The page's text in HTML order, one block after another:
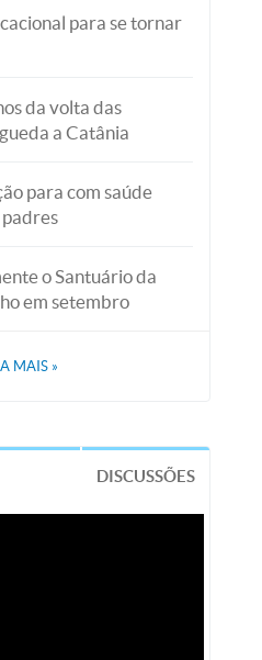
para se tornar
da volta das
a Catânia
para com saúde
o Santuário da
em setembro
MAIS »
DISCUSSÕES